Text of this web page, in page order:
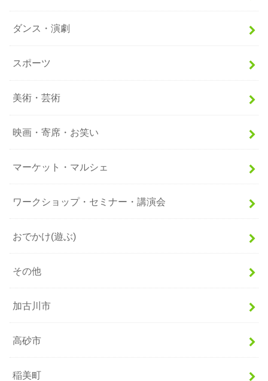
ダンス・演劇
スポーツ
美術・芸術
映画・寄席・お笑い
マーケット・マルシェ
ワークショップ・セミナー・講演会
おでかけ(遊ぶ)
その他
加古川市
高砂市
稲美町